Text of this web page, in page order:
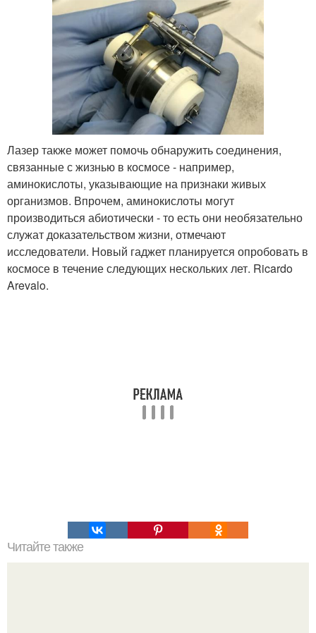
Лазер также может помочь обнаружить соединения,
связанные с жизнью в космосе - например,
аминокислоты, указывающие на признаки живых
организмов. Впрочем, аминокислоты могут
производиться абиотически - то есть они необязательно
служат доказательством жизни, отмечают
исследователи. Новый гаджет планируется опробовать в
космосе в течение следующих нескольких лет. Ricardo
Arevalo.
Читайте также